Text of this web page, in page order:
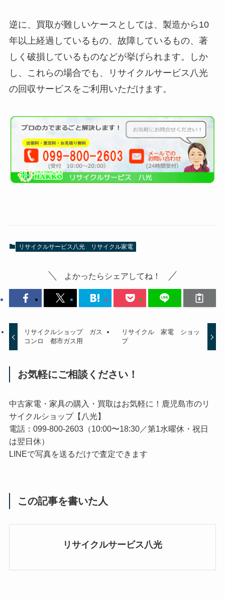
逆に、買取が難しいケースとしては、製造から10
年以上経過しているもの、故障しているもの、著
しく破損しているものなどが挙げられます。しか
し、これらの場合でも、リサイクルサービス八光
の回収サービスをご利用いただけます。
リサイクルサービス八光 リサイクル家電
よかったらシェアしてね！
リサイクルショップ ガス
コンロ 都市ガス用
リサイクル 家電 ショッ
プ
お気軽にご相談ください！
中古家電・家具の購入・買取はお気軽に！鹿児島市のリ
サイクルショップ【八光】
電話：099-800-2603（10:00〜18:30／第1水曜休・祝日
は翌日休）
LINEで写真を送るだけで査定できます
この記事を書いた人
リサイクルサービス八光